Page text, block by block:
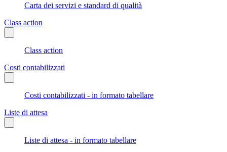
Carta dei servizi e standard di qualità
Class action
Class action
Costi contabilizzati
Costi contabilizzati - in formato tabellare
Liste di attesa
Liste di attesa - in formato tabellare